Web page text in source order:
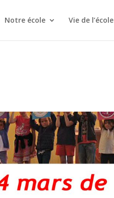
Notre école Vie de l’école